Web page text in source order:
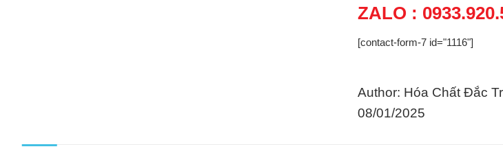
ZALO :
[contact-form-7 id="1116"]
Author: Hóa Chất Đắc
08/01/2025